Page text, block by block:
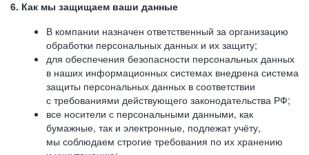
6. Как мы защищаем ваши данные
В компании назначен ответственный за организацию
обработки персональных данных и их защиту;
для обеспечения безопасности персональных данных
в наших информационных системах внедрена система
защиты персональных данных в соответствии
с требованиями действующего законодательства РФ;
все носители с персональными данными, как
бумажные, так и электронные, подлежат учёту,
мы соблюдаем строгие требования по их хранению